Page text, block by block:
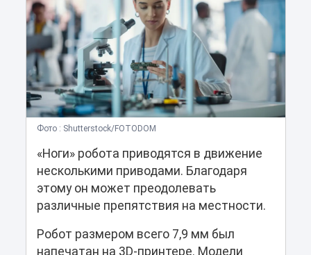
Фото : Shutterstock/FOTODOM
«Ноги» робота приводятся в движение
несколькими приводами. Благодаря
этому он может преодолевать
различные препятствия на местности.
Робот размером всего 7,9 мм был
напечатан на 3D-принтере. Модели